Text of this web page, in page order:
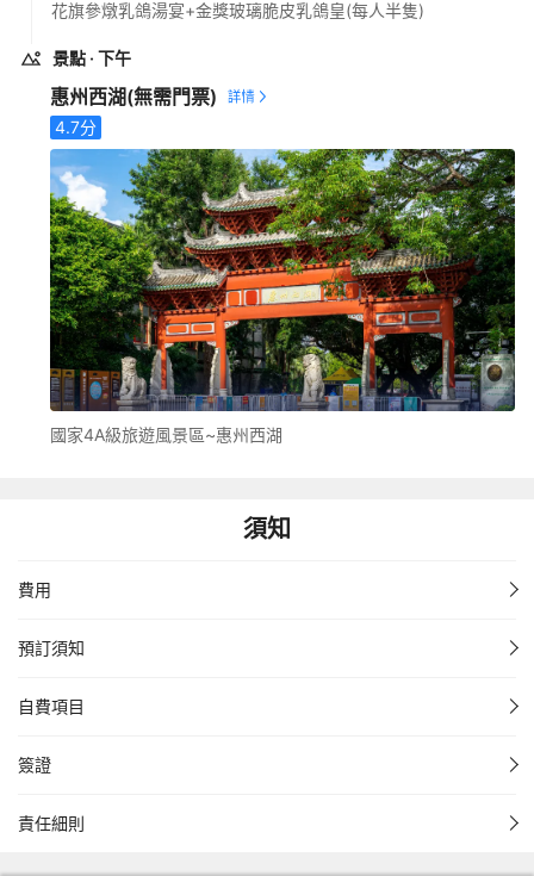
花旗參燉乳鴿湯宴+金獎玻璃脆皮乳鴿皇(每人半隻)
景點 · 下午
惠州西湖(無需門票)
4.7分
國家4A級旅遊風景區~惠州西湖
須知
費用
預訂須知
自費項目
簽證
責任細則